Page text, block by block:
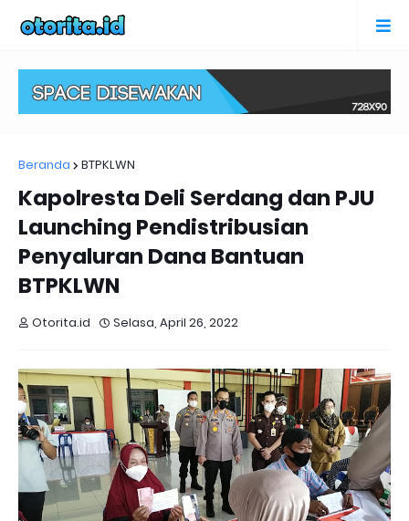
Beranda BTPKLWN
Kapolresta Deli Serdang dan PJU
Launching Pendistribusian
Penyaluran Dana Bantuan
BTPKLWN
Otorita.id Selasa, April 26, 2022